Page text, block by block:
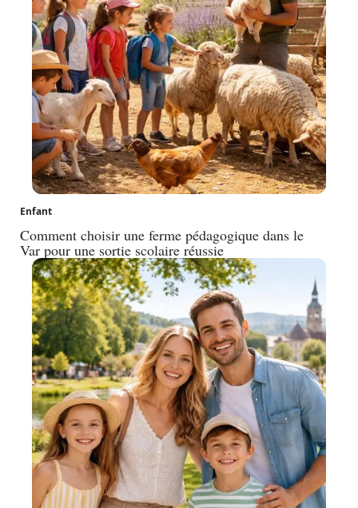
Enfant
Comment choisir une ferme pédagogique dans le
Var pour une sortie scolaire réussie